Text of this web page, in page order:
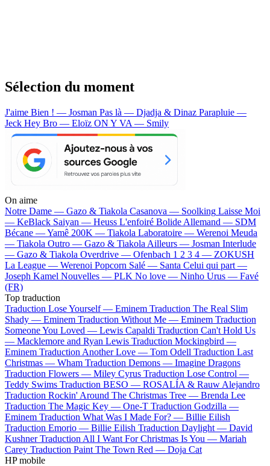
Sélection du moment
J'aime Bien ! — Josman Pas là — Djadja & Dinaz Parapluie —
Jeck Hey Bro — Eloïz ON Y VA — Smily
On aime
Notre Dame — Gazo & Tiakola Casanova — Soolking Laisse Moi
— KeBlack Saiyan — Heuss L'enfoiré Bolide Allemand — SDM
Bécane —Yamê 200K — Tiakola Laboratoire — Werenoi Meuda
— Tiakola Outro — Gazo & Tiakola Ailleurs — Josman Interlude
— Gazo & Tiakola Overdrive — Ofenbach 1 2 3 4 — ZOKUSH
La League — Werenoi Popcorn Salé — Santa Celui qui part —
Joseph Kamel Nouvelles — PLK No love — Ninho Urus — Favé
(FR)
Top traduction
Traduction Lose Yourself — Eminem Traduction The Real Slim
Shady — Eminem Traduction Without Me — Eminem Traduction
Someone You Loved — Lewis Capaldi Traduction Can't Hold Us
— Macklemore and Ryan Lewis Traduction Mockingbird —
Eminem Traduction Another Love — Tom Odell Traduction Last
Christmas — Wham Traduction Demons — Imagine Dragons
Traduction Flowers — Miley Cyrus Traduction Lose Control —
Teddy Swims Traduction BESO — ROSALÍA & Rauw Alejandro
Traduction Rockin' Around The Christmas Tree — Brenda Lee
Traduction The Magic Key — One-T Traduction Godzilla —
Eminem Traduction What Was I Made For? — Billie Eilish
Traduction Emorio — Billie Eilish Traduction Daylight — David
Kushner Traduction All I Want For Christmas Is You — Mariah
Carey Traduction Paint The Town Red — Doja Cat
HP mobile